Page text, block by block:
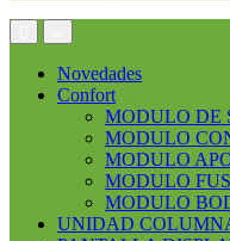
Novedades
Confort
MODULO DE
MODULO
MODULO
MODULO
MODULO
UNIDAD